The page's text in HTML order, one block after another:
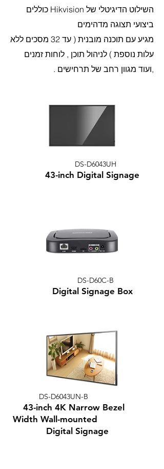
השילוט הדיגיטלי של Hikvision כוללים
ביצועי תצוגה מדהימים
מגיע עם תוכנה מובנית ( עד 32 מסכים ללא
עלות נוספת ) לניהול תוכן , לוחות זמנים
,ועוד מגוון רחב של תרחישים .
DS-D6043UH
43-inch Digital Signage
DS-D60C-B
Digital Signage Box
DS-D6043UN-B
43-inch 4K Narrow Bezel
Width Wall-mounted
Digital Signage